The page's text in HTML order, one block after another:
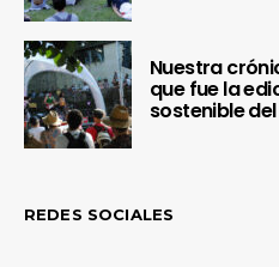
Nuestra
que fue la
sostenible
REDES SOCIALES